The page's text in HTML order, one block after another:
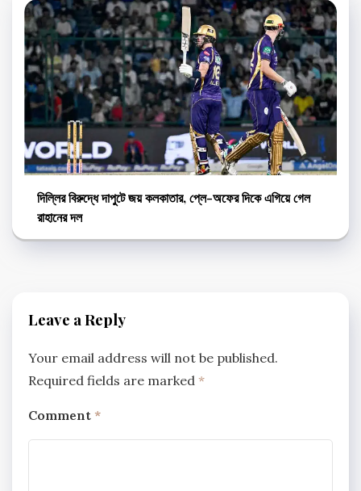
দিল্লির বিরুদ্ধে দাপুটে জয় কলকাতার, প্লে-অফের দিকে এগিয়ে গেল
রাহানের দল
Leave a Reply
Your email address will not be published.
Required fields are marked *
Comment *